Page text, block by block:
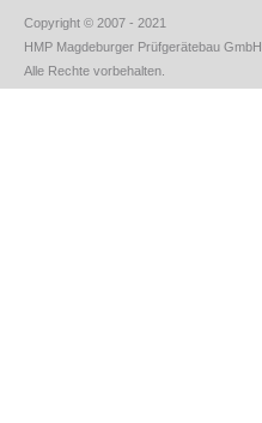
Copyright © 2007 - 2021
HMP Magdeburger Prüfgerätebau GmbH.
Alle Rechte vorbehalten.